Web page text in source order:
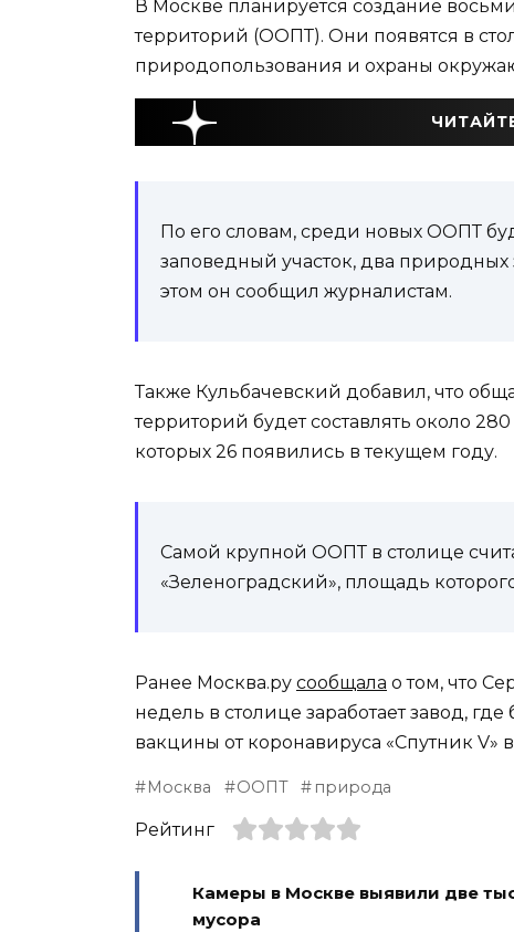
В Москве планируется создание
территорий (ООПТ). Они появятся в
природопользования и охраны
По его словам, среди новых ООПТ
заповедный участок, два
этом он сообщил журналистам.
Также Кульбачевский добавил, что
территорий будет составлять около
которых 26 появились в текущем году.
Самой крупной ООПТ в столице
«Зеленоградский», площадь
Ранее Москва.ру сообщала о том, что
недель в столице заработает завод,
вакцины от коронавируса «Спутник V»
Москва ООПТ природа
Рейтинг
Камеры в Москве выявили две
мусора